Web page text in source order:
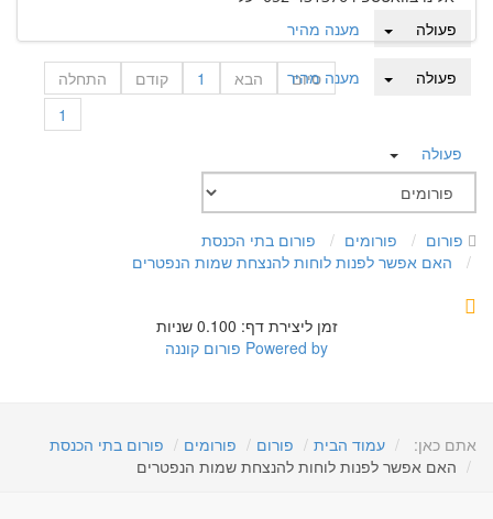
מענה מהיר פעולה
מענה מהיר פעולה התחלה קודם 1 הבא
סיום
1
פעולה
פורום פורומים
פורום בתי הכנסת
האם אפשר לפנות לוחות להנצחת שמות הנפטרים
זמן ליצירת דף: 0.100 שניות
Powered by פורום קוננה
אתם כאן: עמוד הבית פורום פורומים
פורום בתי הכנסת
האם אפשר לפנות לוחות להנצחת שמות הנפטרים